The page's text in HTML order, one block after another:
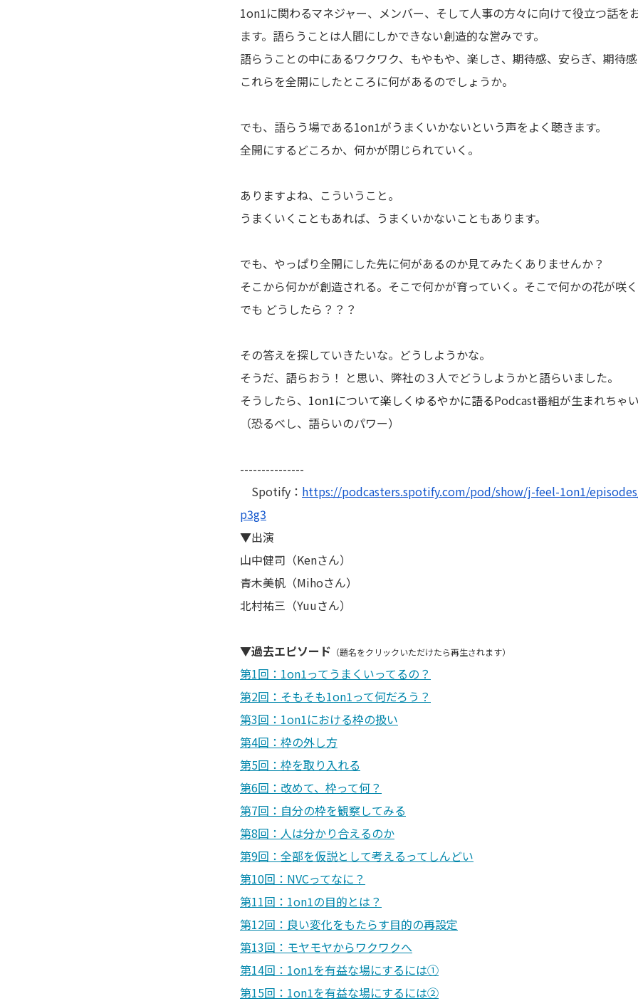
1on1に関わるマネジャー、メンバー、そして人事の方々に向けて役立つ話を
ます。語らうことは人間にしかできない創造的な営みです。
語らうことの中にあるワクワク、もやもや、楽しさ、期待感、安らぎ、期待感
これらを全開にしたところに何があるのでしょうか。
でも、語らう場である1on1がうまくいかないという声をよく聴きます。
全開にするどころか、何かが閉じられていく。
ありますよね、こういうこと。
うまくいくこともあれば、うまくいかないこともあります。
でも、やっぱり全開にした先に何があるのか見てみたくありませんか？
そこから何かが創造される。そこで何かが育っていく。そこで何かの花が咲く
でも どうしたら？？？
その答えを探していきたいな。どうしようかな。
そうだ、語らおう！ と思い、弊社の３人でどうしようかと語らいました。
そうしたら、 1on1について楽しくゆるやかに語るPodcast番組が生まれちゃ
（恐るべし、語らいのパワー）
---------------
Spotify： https://podcasters.spotify.com/pod/show/j-feel-1on1/
p3g3
▼出演
山中健司（Kenさん）
青木美帆（Mihoさん）
北村祐三（Yuuさん）
▼過去エピソード （題名をクリックいただけたら再生されます）
第1回：1on1ってうまくいってるの？
第2回：そもそも1on1って何だろう？
第3回：1on1における枠の扱い
第4回：枠の外し方
第5回：枠を取り入れる
第6回：改めて、枠って何？
第7回：自分の枠を観察してみる
第8回： 人は分かり合えるのか
第9回：全部を仮説として考えるってしんどい
第10回：NVCってなに？
第11回：1on1の目的とは？
第12回：良い変化をもたらす目的の再設定
第13回：モヤモヤからワクワクへ
第14回：1on1を有益な場にするには①
第15回：1on1を有益な場にするには②